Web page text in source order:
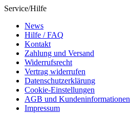
Service/Hilfe
News
Hilfe / FAQ
Kontakt
Zahlung und Versand
Widerrufsrecht
Vertrag widerrufen
Datenschutzerklärung
Cookie-Einstellungen
AGB und Kundeninformationen
Impressum